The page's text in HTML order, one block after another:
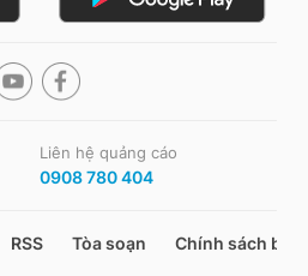
Liên hệ quảng cáo
0908 780 404
RSS Tòa soạn Chính sách bảo